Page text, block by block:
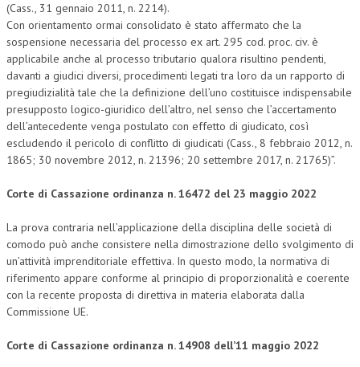
MARKETING
TREASURY IN FINANCIAL SERVICES
RISK MANAGEMENT
SVILUPPO SOSTENIBILE
PERSONA E CITTÀ
L’UMANISTA
DIRITTO
DIRITTO PENALE D’IMPRESA
DIRITTO DEL LAVORO
DIRITTO DEL WEB
DIRITTO DELLE IMPRESE IN CRISI
CRIMINOLOGIA E CRIMINALISTICA
(Cass., 31 gennaio 2011, n. 2214).
Con orientamento ormai consolidato è stato affermato che la
sospensione necessaria del processo ex art. 295 cod. proc. civ. è
applicabile anche al processo tributario qualora risultino pendenti,
davanti a giudici diversi, procedimenti legati tra loro da un rapporto di
pregiudizialità tale che la definizione dell’uno costituisce indispensabile
presupposto logico-giuridico dell’altro, nel senso che l’accertamento
dell’antecedente venga postulato con effetto di giudicato, così
escludendo il pericolo di conflitto di giudicati (Cass., 8 febbraio 2012, n.
1865; 30 novembre 2012, n. 21396; 20 settembre 2017, n. 21765)”.
Corte di Cassazione ordinanza n. 16472 del 23 maggio 2022
La prova contraria nell’applicazione della disciplina delle società di
comodo può anche consistere nella dimostrazione dello svolgimento di
un’attività imprenditoriale effettiva. In questo modo, la normativa di
riferimento appare conforme al principio di proporzionalità e coerente
con la recente proposta di direttiva in materia elaborata dalla
Commissione UE.
Corte di Cassazione ordinanza n. 14908 dell’11 maggio 2022